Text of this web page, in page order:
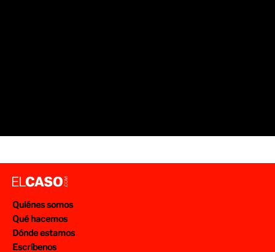
Quiénes somos
Qué hacemos